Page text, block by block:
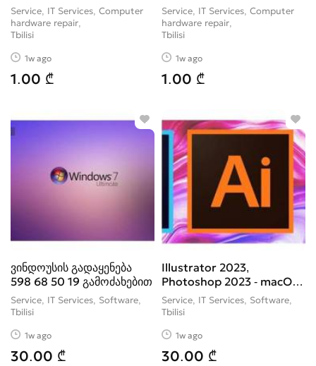
Service, IT Services, Computer
hardware repair
Tbilisi
1w ago
1.00 ₾
Service, IT Services, Computer
hardware repair
Tbilisi
1w ago
1.00 ₾
ვინდოუსის გადაყენება
598 68 50 19 გამოძახებით
Service, IT Services, Software
Tbilisi
1w ago
30.00 ₾
Illustrator 2023,
Photoshop 2023 - macOS,
Windows
Service, IT Services, Software
Tbilisi
1w ago
30.00 ₾